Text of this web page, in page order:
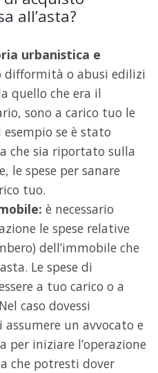
all’asta?
urbanistica e
difformità o abusi edilizi
quello che era il
sono a carico tuo le
esempio se è stato
che sia riportato sulla
le spese per sanare
tuo.
è necessario
le spese relative
dell’immobile che
Le spese di
a tuo carico o a
caso dovessi
un avvocato e
per iniziare l’operazione
che potresti dover